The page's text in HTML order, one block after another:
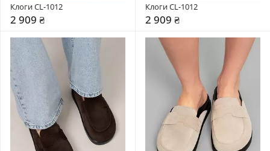
Клоги CL-1012
2 909 ₴
Клоги CL-1012
2 909 ₴